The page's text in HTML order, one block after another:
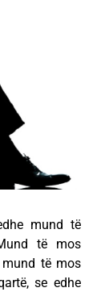
mund të
të mos
të mos
se edhe